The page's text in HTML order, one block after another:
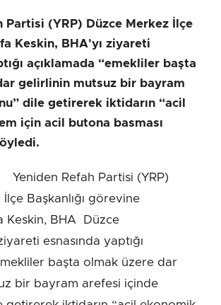
Partisi (YRP) Düzce Merkez İlçe
Keskin, BHA'yı ziyareti
açıklamada “emekliler başta
gelirlinin mutsuz bir bayram
dile getirerek iktidarın “acil
için acil butona basması
Yeniden Refah Partisi (YRP)
Başkanlığı görevine
Keskin, BHA Düzce
esnasında yaptığı
başta olmak üzere dar
bir bayram arefesi içinde